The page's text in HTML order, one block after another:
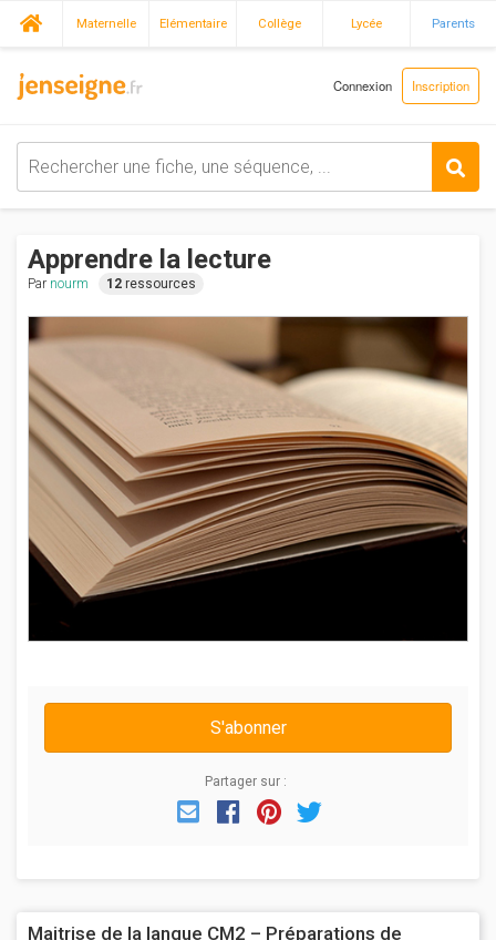
Maternelle Elémentaire Collège Lycée Parents
Connexion Inscription
Apprendre la lecture
Par nourm 12 ressources
S'abonner
Partager sur :
EmailFacebook
Pinterest
Maitrise de la langue CM2 – Préparations de